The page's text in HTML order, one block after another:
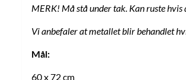
MERK! Må stå under tak. Kan ruste
Vi anbefaler at metallet blir behandlet
Mål:
60 x 72 cm